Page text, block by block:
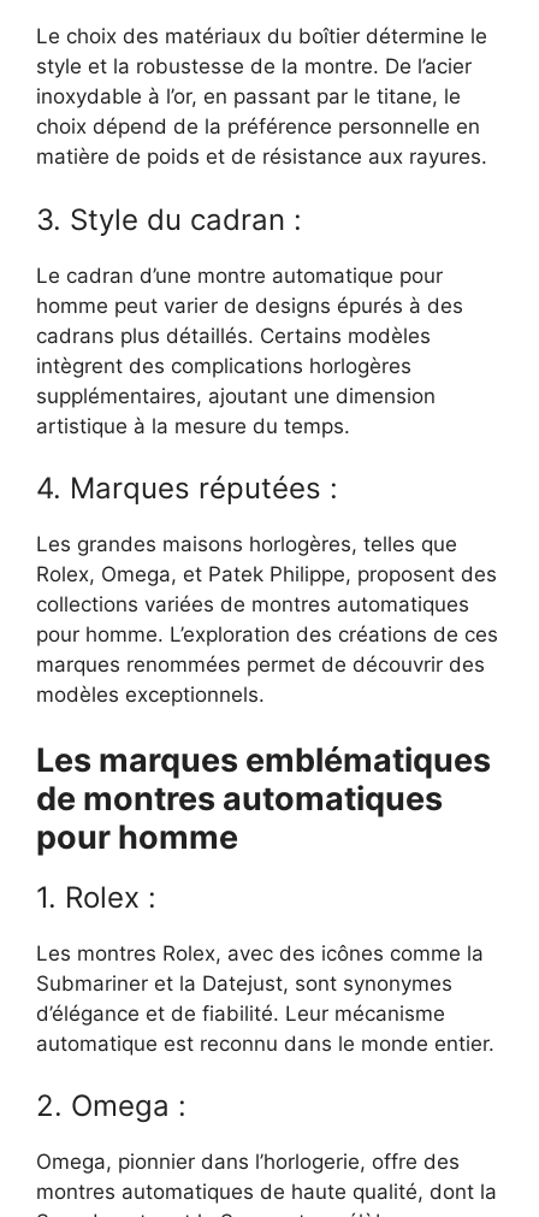
Le choix des matériaux du boîtier détermine le
style et la robustesse de la montre. De l’acier
inoxydable à l’or, en passant par le titane, le
choix dépend de la préférence personnelle en
matière de poids et de résistance aux rayures.
3. Style du cadran :
Le cadran d’une montre automatique pour
homme peut varier de designs épurés à des
cadrans plus détaillés. Certains modèles
intègrent des complications horlogères
supplémentaires, ajoutant une dimension
artistique à la mesure du temps.
4. Marques réputées :
Les grandes maisons horlogères, telles que
Rolex, Omega, et Patek Philippe, proposent des
collections variées de montres automatiques
pour homme. L’exploration des créations de ces
marques renommées permet de découvrir des
modèles exceptionnels.
Les marques emblématiques
de montres automatiques
pour homme
1. Rolex :
Les montres Rolex, avec des icônes comme la
Submariner et la Datejust, sont synonymes
d’élégance et de fiabilité. Leur mécanisme
automatique est reconnu dans le monde entier.
2. Omega :
Omega, pionnier dans l’horlogerie, offre des
montres automatiques de haute qualité, dont la